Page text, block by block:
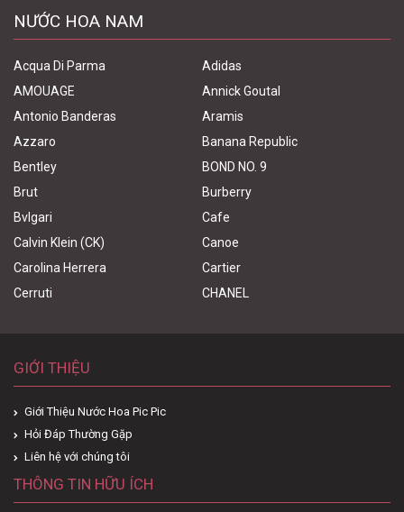
NƯỚC HOA NAM
Acqua Di Parma
Adidas
AMOUAGE
Annick Goutal
Antonio Banderas
Aramis
Azzaro
Banana Republic
Bentley
BOND NO. 9
Brut
Burberry
Bvlgari
Cafe
Calvin Klein (CK)
Canoe
Carolina Herrera
Cartier
Cerruti
CHANEL
GIỚI THIỆU
Giới Thiệu Nước Hoa Pic Pic
Hỏi Đáp Thường Gặp
Liên hệ với chúng tôi
THÔNG TIN HỮU ÍCH